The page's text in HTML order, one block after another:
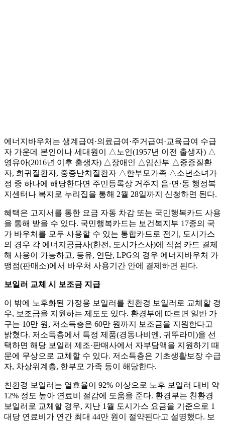
에너지바우처는 생계급여·의료급여·주거급여·교육급여 수급
자 가운데 본인이나 세대원이 △노인(1957년 이전 출생자) △
영유아(2016년 이후 출생자) △장애인 △임산부 △중증질환
자, 희귀질환자, 중증난치질환자 △한부모가족 △소년소녀가
정 중 하나에 해당한다면 주민등록상 거주지 읍·면·동 행정복
지센터나 복지로 누리집을 통해 2월 28일까지 신청하면 된다.
혜택은 고지서를 통한 요금 자동 차감 또는 국민행복카드 사용
을 통해 받을 수 있다. 국민행복카드는 보건복지부 17종의 국
가 바우처를 모두 사용할 수 있는 통합카드로 전기, 도시가스
의 경우 각 에너지공급사(한전, 도시가스사)에 직접 카드 결제
해 사용이 가능하고, 등유, 연탄, LPG의 경우 에너지바우처 가
맹점(판매소)에서 바우처 사용기간 안에 결제하면 된다.
보일러 교체 시 보조금 지급
이 밖에 노후화된 가정용 보일러를 친환경 보일러로 교체할 경
우, 보조금을 지원하는 제도도 있다. 환경부에 따르면 일반 가
구는 10만 원, 저소득층은 60만 원까지 보조금을 지원한다고
밝혔다. 저소득층에서 특정 제품(경동나비엔, 귀뚜라미)을 선
택하면 해당 보일러 제조·판매사에서 자부담액을 지원하기 때
문에 무상으로 교체할 수 있다. 저소득층은 기초생활보장 수급
자, 차상위계층, 한부모 가족 등이 해당한다.
친환경 보일러는 열효율이 92% 이상으로 노후 보일러 대비 약
12% 정도 높아 연료비 절감에 도움을 준다. 환경부는 친환경
보일러로 교체할 경우, 지난 1월 도시가스 요금을 기준으로 1
대당 연료비가 연간 최대 44만 원이 절약된다고 설명했다. 보